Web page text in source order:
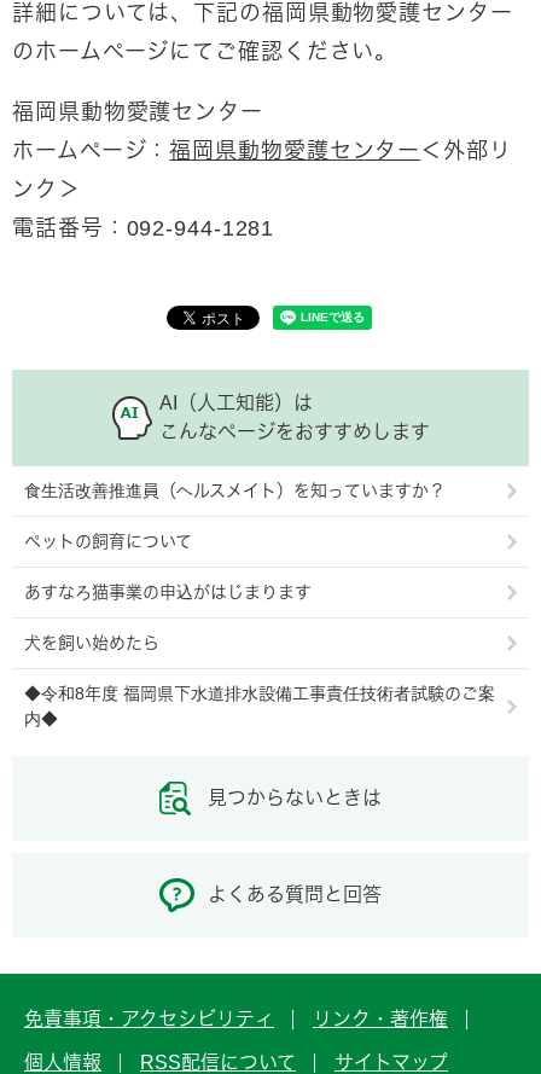
詳細については、下記の福岡県動物愛護センター
のホームページにてご確認ください。
福岡県動物愛護センター
ホームページ：福岡県動物愛護センター ＜外部リ
ンク＞
電話番号：092-944-1281
AI（人工知能）は
こんなページをおすすめします
食生活改善推進員（ヘルスメイト）を知っていますか？
ペットの飼育について
あすなろ猫事業の申込がはじまります
犬を飼い始めたら
◆令和8年度 福岡県下水道排水設備工事責任技術者試験のご案
内◆
見つからないときは
よくある質問と回答
免責事項・アクセシビリティ リンク・著作権
個人情報 RSS配信について サイトマップ